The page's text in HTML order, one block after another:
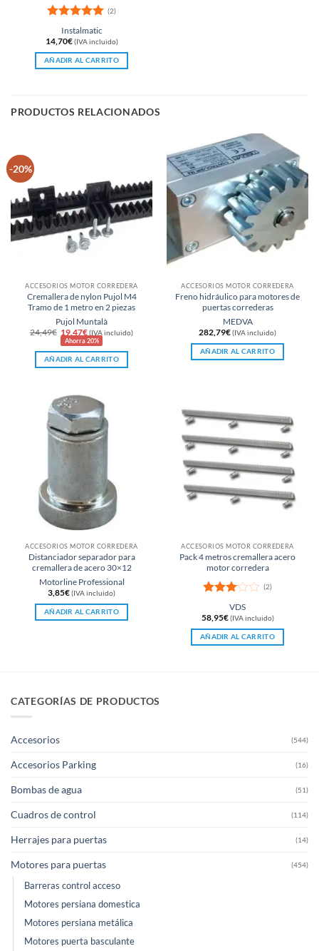
Valorado
con5de 5
(2)
Instalmatic
14,70€ (IVA incluido)
AÑADIR AL CARRITO
PRODUCTOS RELACIONADOS
-20%
ACCESORIOS MOTOR CORREDERA
Cremallera de nylon Pujol M4
Tramo de 1 metro en 2 piezas
Pujol Muntalà
24,49€ El
precio
original
era:
24,49€.
19,47€El
precio
actual
es:
19,47€.
(IVA incluido)
Ahorra 20%
AÑADIR AL CARRITO
ACCESORIOS MOTOR CORREDERA
Freno hidráulico para motores de
puertas correderas
MEDVA
282,79€(IVA incluido)
AÑADIR AL CARRITO
ACCESORIOS MOTOR CORREDERA
Distanciador separador para
cremallera de acero 30×12
Motorline Professional
3,85€(IVA incluido)
AÑADIR AL CARRITO
ACCESORIOS MOTOR CORREDERA
Pack 4 metros cremallera acero
motor corredera
Valora
do con
3de 5
(2)
VDS
58,95€ (IVA incluido)
AÑADIR AL CARRITO
CATEGORÍAS DE PRODUCTOS
Accesorios (544)
Accesorios Parking (16)
Bombas de agua (51)
Cuadros de control (114)
Herrajes para puertas (14)
Motores para puertas (454)
Barreras control acceso
Motores persiana domestica
Motores persiana metálica
Motores puerta basculante